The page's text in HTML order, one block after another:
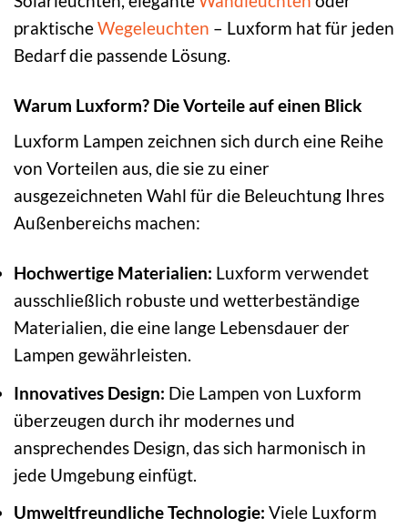
praktischeWegeleuchten – Luxform hat für jeden
Bedarf die passende Lösung.
Warum Luxform? Die Vorteile auf einen Blick
Luxform Lampen zeichnen sich durch eine Reihe
von Vorteilen aus, die sie zu einer
ausgezeichneten Wahl für die Beleuchtung Ihres
Außenbereichs machen:
Hochwertige Materialien: Luxform verwendet
ausschließlich robuste und wetterbeständige
Materialien, die eine lange Lebensdauer der
Lampen gewährleisten.
Innovatives Design: Die Lampen von Luxform
überzeugen durch ihr modernes und
ansprechendes Design, das sich harmonisch in
jede Umgebung einfügt.
Umweltfreundliche Technologie: Viele Luxform